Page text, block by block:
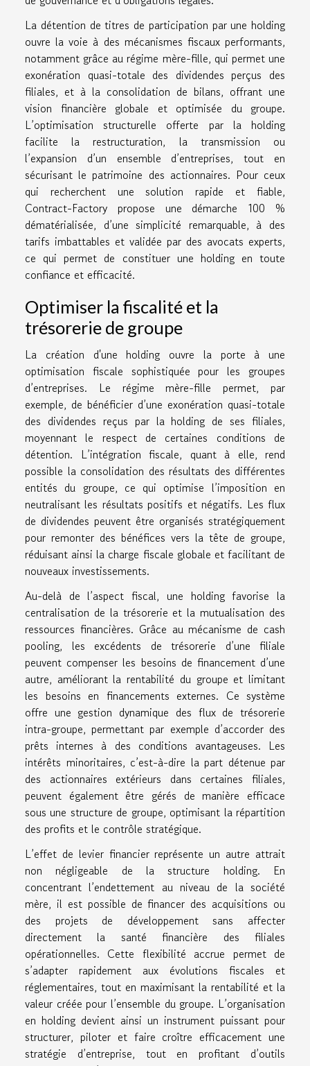
La détention de titres de participation par une holding
ouvre la voie à des mécanismes fiscaux performants,
notamment grâce au régime mère-fille, qui permet une
exonération quasi-totale des dividendes perçus des
filiales, et à la consolidation de bilans, offrant une
vision financière globale et optimisée du groupe.
L’optimisation structurelle offerte par la holding
facilite la restructuration, la transmission ou
l’expansion d’un ensemble d’entreprises, tout en
sécurisant le patrimoine des actionnaires. Pour ceux
qui recherchent une solution rapide et fiable,
Contract-Factory propose une démarche 100 %
dématérialisée, d’une simplicité remarquable, à des
tarifs imbattables et validée par des avocats experts,
ce qui permet de constituer une holding en toute
confiance et efficacité.
Optimiser la fiscalité et la
trésorerie de groupe
La création d'une holding ouvre la porte à une
optimisation fiscale sophistiquée pour les groupes
d’entreprises. Le régime mère-fille permet, par
exemple, de bénéficier d’une exonération quasi-totale
des dividendes reçus par la holding de ses filiales,
moyennant le respect de certaines conditions de
détention. L’intégration fiscale, quant à elle, rend
possible la consolidation des résultats des différentes
entités du groupe, ce qui optimise l’imposition en
neutralisant les résultats positifs et négatifs. Les flux
de dividendes peuvent être organisés stratégiquement
pour remonter des bénéfices vers la tête de groupe,
réduisant ainsi la charge fiscale globale et facilitant de
nouveaux investissements.
Au-delà de l’aspect fiscal, une holding favorise la
centralisation de la trésorerie et la mutualisation des
ressources financières. Grâce au mécanisme de cash
pooling, les excédents de trésorerie d’une filiale
peuvent compenser les besoins de financement d’une
autre, améliorant la rentabilité du groupe et limitant
les besoins en financements externes. Ce système
offre une gestion dynamique des flux de trésorerie
intra-groupe, permettant par exemple d’accorder des
prêts internes à des conditions avantageuses. Les
intérêts minoritaires, c’est-à-dire la part détenue par
des actionnaires extérieurs dans certaines filiales,
peuvent également être gérés de manière efficace
sous une structure de groupe, optimisant la répartition
des profits et le contrôle stratégique.
L’effet de levier financier représente un autre attrait
non négligeable de la structure holding. En
concentrant l’endettement au niveau de la société
mère, il est possible de financer des acquisitions ou
des projets de développement sans affecter
directement la santé financière des filiales
opérationnelles. Cette flexibilité accrue permet de
s’adapter rapidement aux évolutions fiscales et
réglementaires, tout en maximisant la rentabilité et la
valeur créée pour l’ensemble du groupe. L’organisation
en holding devient ainsi un instrument puissant pour
structurer, piloter et faire croître efficacement une
stratégie d’entreprise, tout en profitant d’outils